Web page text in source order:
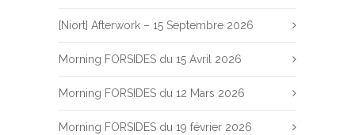
[Niort] Afterwork – 15 Septembre 2026
Morning FORSIDES du 15 Avril 2026
Morning FORSIDES du 12 Mars 2026
Morning FORSIDES du 19 février 2026